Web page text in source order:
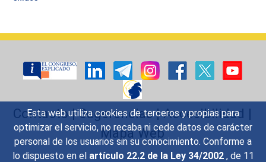
Esta web utiliza cookies de terceros y propias para
optimizar el servicio, no recaba ni cede datos de carácter
personal de los usuarios sin su conocimiento. Conforme a
lo dispuesto en el artículo 22.2 de la Ley 34/2002 , de 11
Contacto|Sugerencias|Accesibilidad |
Mapa Web